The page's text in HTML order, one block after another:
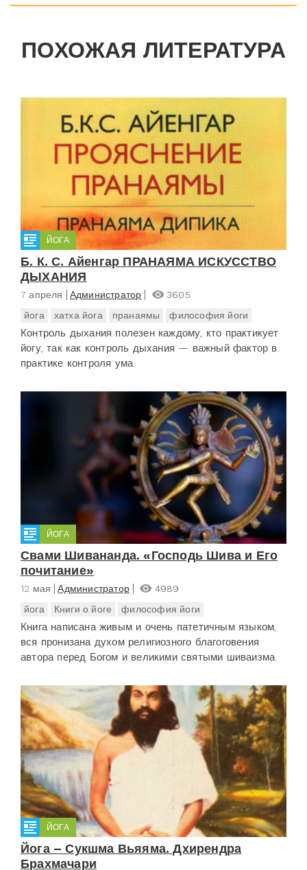
ПОХОЖАЯ ЛИТЕРАТУРА
ЙОГА
Б. К. С. Айенгар ПРАНАЯМА ИСКУССТВО
ДЫХАНИЯ
7 апреля Администратор
3605
йога
хатха йога пранаямы философия йоги
Контроль дыхания полезен каждому, кто практикует
йогу, так как контроль дыхания — важный фактор в
практике контроля ума.
ЙОГА
Свами Шивананда. «Господь Шива и Его
почитание»
12 мая Администратор
4989
йога
Книги о йоге философия йоги
Книга написана живым и очень патетичным языком,
вся пронизана духом религиозного благоговения
автора перед Богом и великими святыми шиваизма.
ЙОГА
Йога – Сукшма Вьяяма. Дхирендра
Брахмачари